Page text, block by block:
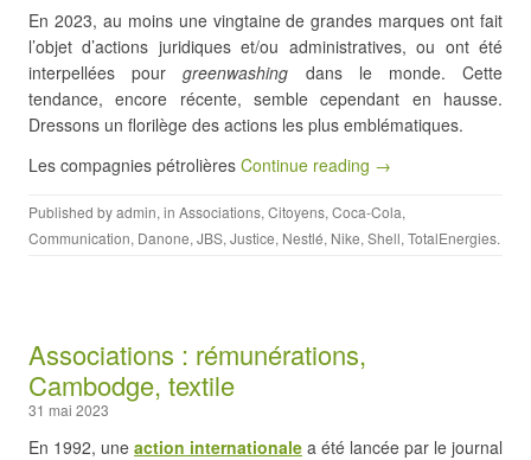
En 2023, au moins une vingtaine de grandes marques ont fait
l’objet d’actions juridiques et/ou administratives, ou ont été
interpellées pourgreenwashing dans le monde. Cette
tendance, encore récente, semble cependant en hausse.
Dressons un florilège des actions les plus emblématiques.
Les compagnies pétrolières Continue reading →
Published byadmin, in Associations, Citoyens, Coca-Cola,
Communication, Danone, JBS, Justice, Nestlé, Nike, Shell, TotalEnergies.
Associations : rémunérations,
Cambodge, textile
31 mai 2023
En 1992, une action internationale a été lancée par le journal